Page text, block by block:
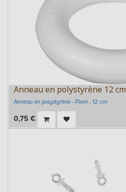
Anneau en polystyrène 12 cm
Anneau en polystyrène - Plein - 12 cm
0,75 €